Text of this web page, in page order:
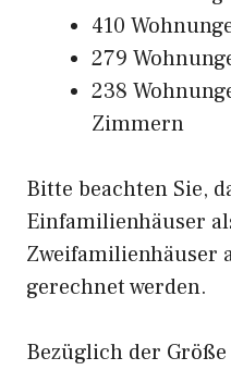
410
279
238
Zimmern
Bitte beachten Sie,
Einfamilienhäuser
Zweifamilienhäuser
gerechnet werden.
Bezüglich der